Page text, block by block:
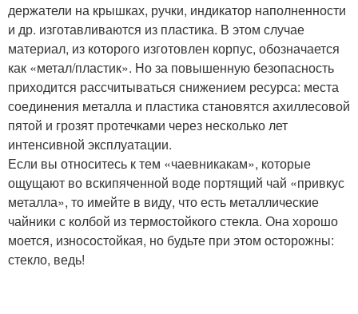
держатели на крышках, ручки, индикатор наполненности
и др. изготавливаются из пластика. В этом случае
материал, из которого изготовлен корпус, обозначается
как «метал/пластик». Но за повышенную безопасность
приходится рассчитываться снижением ресурса: места
соединения металла и пластика становятся ахиллесовой
пятой и грозят протечками через несколько лет
интенсивной эксплуатации.
Если вы относитесь к тем «чаевникакам», которые
ощущают во вскипяченной воде портящий чай «привкус
металла», то имейте в виду, что есть металлические
чайники с колбой из термостойкого стекла. Она хорошо
моется, износостойкая, но будьте при этом осторожны:
стекло, ведь!